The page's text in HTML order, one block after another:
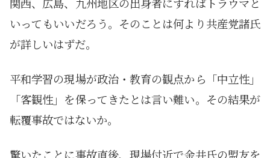
いってもいいだろう。そのことは何より共産党諸氏
が詳しいはずだ。
平和学習の現場が政治・教育の観点から「中立性」
「客観性」を保ってきたとは言い難い。その結果が
転覆事故ではないか。
驚いたことに事故直後、現場付近で金井氏の盟友を